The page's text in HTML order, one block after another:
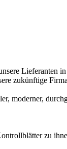
Lieferanten
zukünftige
moderner,
zu